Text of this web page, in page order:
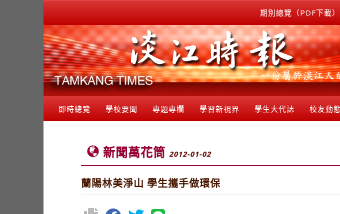
期別總覽（PDF下載）
即時總覽 學校要聞 專題專欄 學習新視界 學生大代誌 校友動態
新聞萬花筒 2012-01-02
蘭陽林美淨山 學生攜手做環保